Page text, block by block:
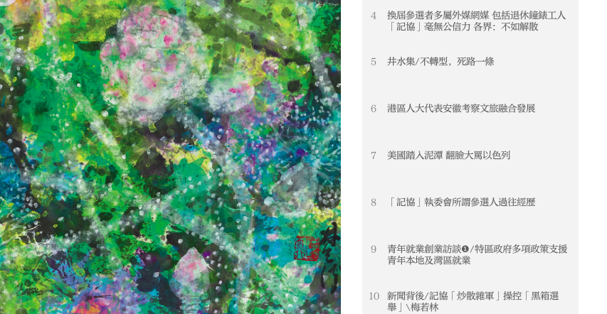
4
換屆參選者多屬外媒網媒 包括退休鐘錶工人
「記協」毫無公信力 各界：不如解散
5 井水集/不轉型，死路一條
6 港區人大代表安徽考察文旅融合發展
7 美國踏入泥潭 翻臉大罵以色列
8 「記協」執委會所謂參選人過往經歷
9
青年就業創業訪談❶/特區政府多項政策支援
青年本地及灣區就業
10
新聞背後/記協「炒散雜軍」操控「黑箱選
舉」\梅若林